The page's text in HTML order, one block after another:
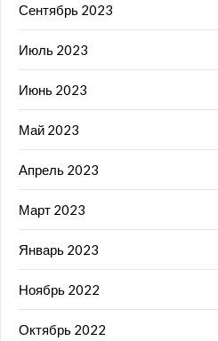
Сентябрь 2023
Июль 2023
Июнь 2023
Май 2023
Апрель 2023
Март 2023
Январь 2023
Ноябрь 2022
Октябрь 2022